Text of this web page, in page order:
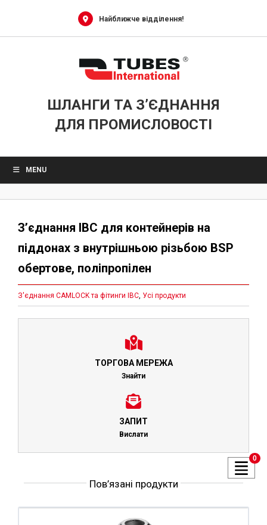
Найближче відділення!
ШЛАНГИ ТА З’ЄДНАННЯ
ДЛЯ ПРОМИСЛОВОСТІ
MENU
З’єднання IBC для контейнерів на
піддонах з внутрішньою різьбою BSP
обертове, поліпропілен
З'єднання CAMLOCK та фітинги IBC, Усі продукти
ТОРГОВА МЕРЕЖА
Знайти
ЗАПИТ
Вислати
Пов’язані продукти
0